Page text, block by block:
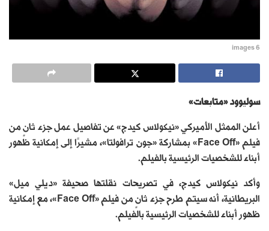
images 6
سوليوود «متابعات»
أعلن الممثل الأميركي «نيكولاس كيدج» عن تفاصيل عمل جزء ثانٍ من
فيلم «Face Off» بمشاركة «جون ترافولتا»، مشيرًا إلى إمكانية ظهور
أبناء للشخصيات الرئيسية بالفيلم.
وأكد نيكولاس كيدج، في تصريحات نقلتها صحيفة «ديلي ميل»
البريطانية، أنه سيتم طرح جزء ثانٍ من فيلم «Face Off»، مع إمكانية
ظهور أبناء للشخصيات الرئيسية بالفيلم.